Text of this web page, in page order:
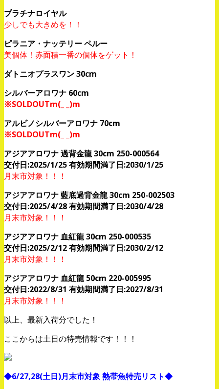
プラチナロイヤル
少しでも大きめを！！
ピラニア・ナッテリー ペルー
美個体！赤面積一番の個体をゲット！
ダトニオプラスワン 30cm
シルバーアロワナ 60cm
※SOLDOUTm(_ _)m
アルビノシルバーアロワナ 70cm
※SOLDOUTm(_ _)m
アジアアロワナ 過背金龍 30cm 250-000564
交付日:2025/1/25 有効期間満了日:2030/1/25
月末市対象！！！
アジアアロワナ 藍底過背金龍 30cm 250-002503
交付日:2025/4/28 有効期間満了日:2030/4/28
月末市対象！！！
アジアアロワナ 血紅龍 30cm 250-000535
交付日:2025/2/12 有効期間満了日:2030/2/12
月末市対象！！！
アジアアロワナ 血紅龍 50cm 220-005995
交付日:2022/8/31 有効期間満了日:2027/8/31
月末市対象！！！
以上、最新入荷分でした！
ここからは土日の特売情報です！！！
◆6/27,28(土日)月末市対象 熱帯魚特売リスト◆